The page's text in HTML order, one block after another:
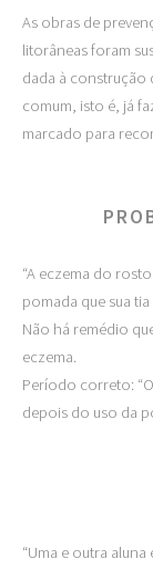
As obras de
litorâneas foram
dada à construção
comum, isto é, já
marcado para
“A eczema do
pomada que sua
Não há remédio
eczema.
Período correto:
depois do uso da
“Uma e outra